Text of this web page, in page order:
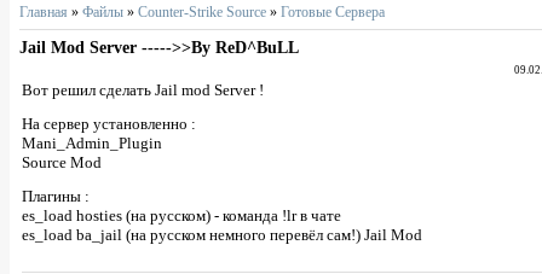
Главная » Файлы » Counter-Strike Source » Готовые Сервера
Jail Mod Server ----->>By ReD^BuLL
Вот решил сделать Jail mod Server !
На сервер установленно :
Mani_Admin_Plugin
Source Mod
Плагины :
es_load hosties (на русском) - команда !lr в чате
es_load ba_jail (на русском немного перевёл сам!) Jail Mod